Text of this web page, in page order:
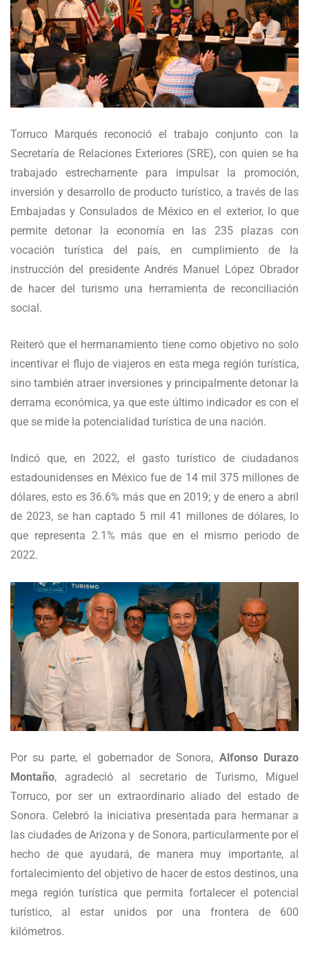
Torruco Marqués reconoció el trabajo conjunto con la
Secretaría de Relaciones Exteriores (SRE), con quien se ha
trabajado estrechamente para impulsar la promoción,
inversión y desarrollo de producto turístico, a través de las
Embajadas y Consulados de México en el exterior, lo que
permite detonar la economía en las 235 plazas con
vocación turística del país, en cumplimiento de la
instrucción del presidente Andrés Manuel López Obrador
de hacer del turismo una herramienta de reconciliación
social.
Reiteró que el hermanamiento tiene como objetivo no solo
incentivar el flujo de viajeros en esta mega región turística,
sino también atraer inversiones y principalmente detonar la
derrama económica, ya que este último indicador es con el
que se mide la potencialidad turística de una nación.
Indicó que, en 2022, el gasto turístico de ciudadanos
estadounidenses en México fue de 14 mil 375 millones de
dólares, esto es 36.6% más que en 2019; y de enero a abril
de 2023, se han captado 5 mil 41 millones de dólares, lo
que representa 2.1% más que en el mismo periodo de
2022.
Por su parte, el gobernador de Sonora, Alfonso Durazo
Montaño, agradeció al secretario de Turismo, Miguel
Torruco, por ser un extraordinario aliado del estado de
Sonora. Celebró la iniciativa presentada para hermanar a
las ciudades de Arizona y de Sonora, particularmente por el
hecho de que ayudará, de manera muy importante, al
fortalecimiento del objetivo de hacer de estos destinos, una
mega región turística que permita fortalecer el potencial
turístico, al estar unidos por una frontera de 600
kilómetros.